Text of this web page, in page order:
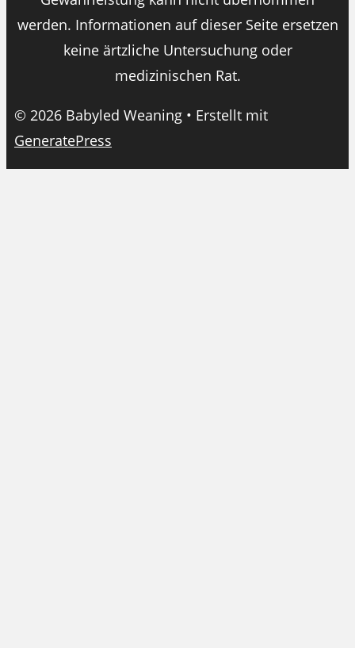
werden. Informationen auf dieser Seite ersetzen
keine ärtzliche Untersuchung oder
medizinischen Rat.
© 2026 Babyled Weaning • Erstellt mit
GeneratePress